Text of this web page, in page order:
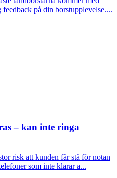
på din borstupplevelse....
– kan inte ringa
risk att kunden får stå för notan
som inte klarar a...